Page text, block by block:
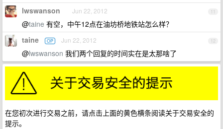
11
lwswanson Jun 22, 2012
@taine 有空，中午12点在油坊桥地铁站怎么样？
12
taine OP Jun 22, 2012
@lwswanson 我们两个回复的时间实在是太那啥了
在您初次进行交易之前，请点击上面的黄色横条阅读关于交易安全的
提示。